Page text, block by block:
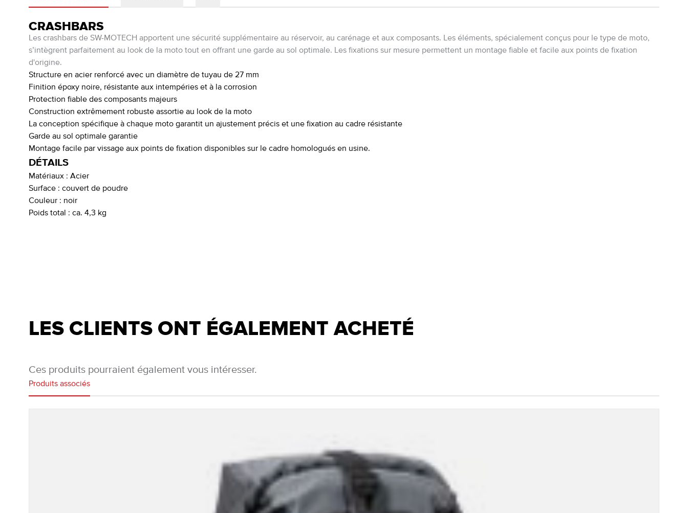
CRASHBARS
Les crashbars de SW-MOTECH apportent une sécurité supplémentaire au réservoir, au carénage et aux composants. Les éléments, spécialement conçus pour le type de moto,
s’intègrent parfaitement au look de la moto tout en offrant une garde au sol optimale. Les fixations sur mesure permettent un montage fiable et facile aux points de fixation
d'origine.
Structure en acier renforcé avec un diamètre de tuyau de 27 mm
Finition époxy noire, résistante aux intempéries et à la corrosion
Protection fiable des composants majeurs
Construction extrêmement robuste assortie au look de la moto
La conception spécifique à chaque moto garantit un ajustement précis et une fixation au cadre résistante
Garde au sol optimale garantie
Montage facile par vissage aux points de fixation disponibles sur le cadre homologués en usine.
DÉTAILS
Matériaux : Acier
Surface : couvert de poudre
Couleur : noir
Poids total : ca. 4,3 kg
LES CLIENTS ONT ÉGALEMENT ACHETÉ
Ces produits pourraient également vous intéresser.
Produits associés